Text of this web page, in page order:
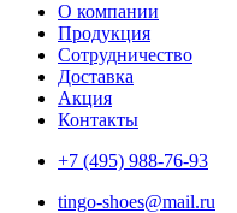
О компании
Продукция
Сотрудничество
Доставка
Акция
Контакты
+7 (495) 988-76-93
tingo-shoes@mail.ru